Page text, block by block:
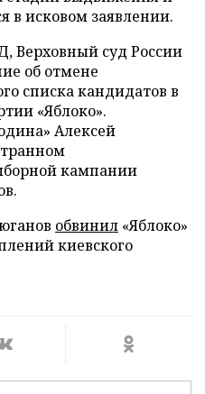
в исковом заявлении.
Верховный суд России
об отмене
списка кандидатов в
«Яблоко».
Алексей
кампании
обвинил «Яблоко»
киевского